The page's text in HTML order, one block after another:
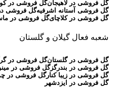
گل فروشی در لاهیجانگل فروشی در
گل فروشی آستانه اشرفیهگل فروشی
گل فروشی در کلاچایگل فروشی در
شعبه فعال گیلان و گلستان
گل فروشی در گلستانگل فروشی در
گل فروشی در بندرگزگل فروشی در
گل فروشی در زیبا کنارگل فروشی در
گل فروشی در ایزدشهر